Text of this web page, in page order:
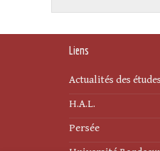
Liens
Actualités des
H.A.L.
Persée